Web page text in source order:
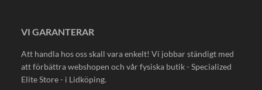
VI GARANTERAR
Att handla hos oss skall vara enkelt! Vi jobbar ständigt med
att förbättra webshopen och vår fysiska butik - Specialized
Elite Store - i Lidköping.